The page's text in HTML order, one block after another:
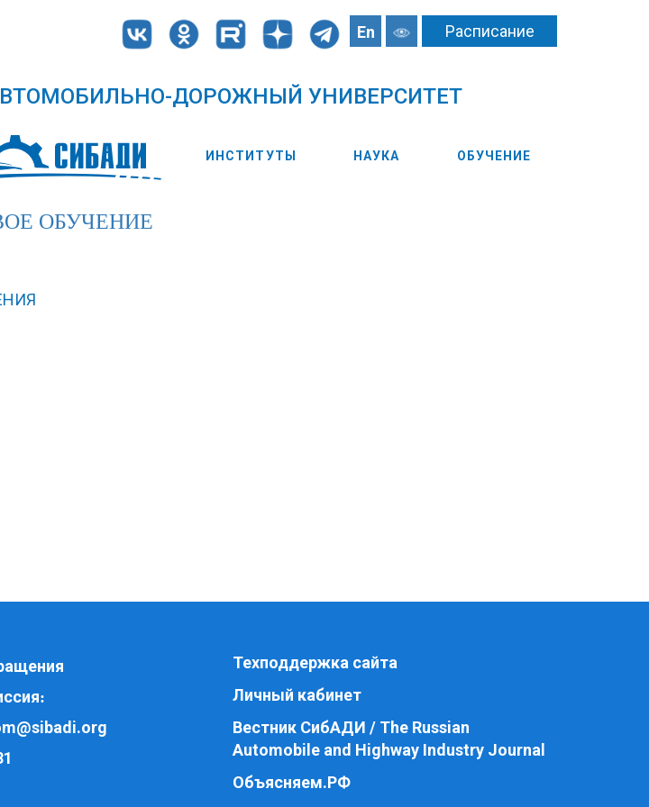
En Расписание
ДОРОЖНЫЙ УНИВЕРСИТЕТ
ИНСТИТУТЫ НАУКА ОБУЧЕНИЕ
ОБУЧЕНИЕ
:
Техподдержка сайта
Личный кабинет
Вестник СибАДИ / The Russian
Automobile and Highway Industry Journal
Объясняем.РФ